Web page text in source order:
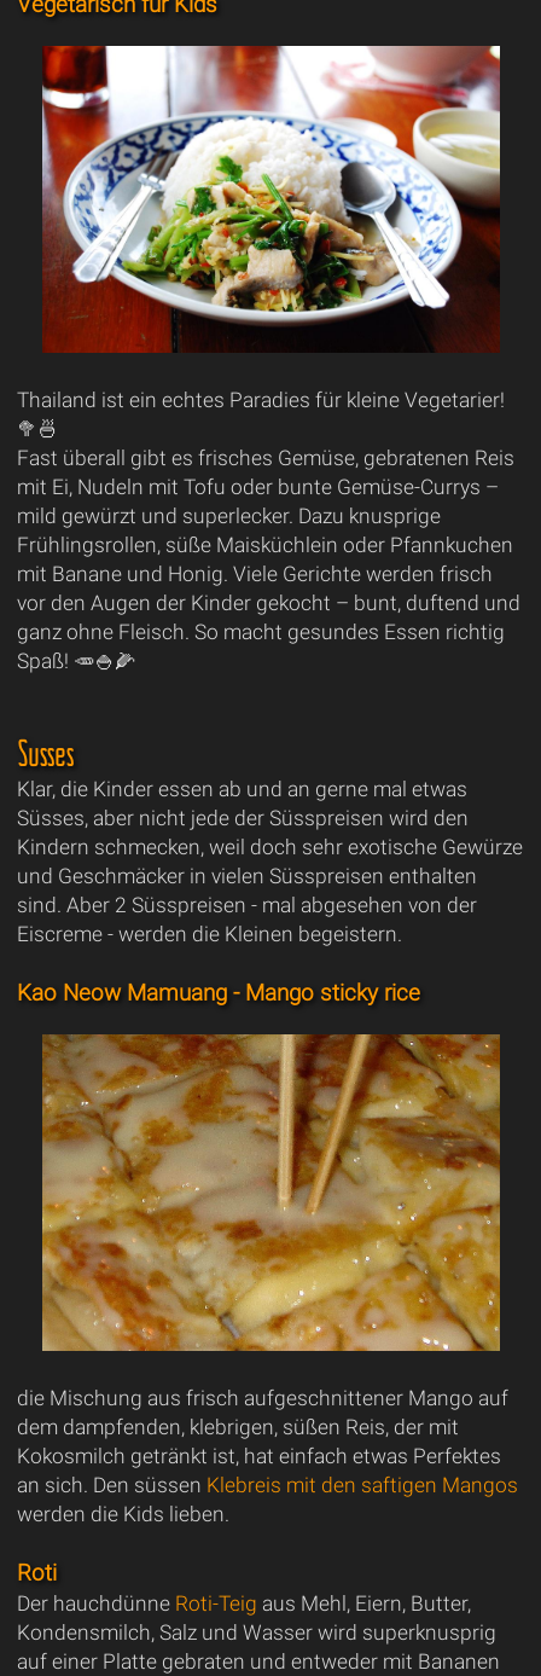
Thailand ist ein echtes Paradies für kleine Vegetarier!
🥦🍜
Fast überall gibt es frisches Gemüse, gebratenen Reis
mit Ei, Nudeln mit Tofu oder bunte Gemüse-Currys –
mild gewürzt und superlecker. Dazu knusprige
Frühlingsrollen, süße Maisküchlein oder Pfannkuchen
mit Banane und Honig. Viele Gerichte werden frisch
vor den Augen der Kinder gekocht – bunt, duftend und
ganz ohne Fleisch. So macht gesundes Essen richtig
Spaß! 🥕🍚🌽
Süsses
Klar, die Kinder essen ab und an gerne mal etwas
Süsses, aber nicht jede der Süsspreisen wird den
Kindern schmecken, weil doch sehr exotische Gewürze
und Geschmäcker in vielen Süsspreisen enthalten
sind. Aber 2 Süsspreisen - mal abgesehen von der
Eiscreme - werden die Kleinen begeistern.
Kao Neow Mamuang - Mango sticky rice
die Mischung aus frisch aufgeschnittener Mango auf
dem dampfenden, klebrigen, süßen Reis, der mit
Kokosmilch getränkt ist, hat einfach etwas Perfektes
an sich. Den süssen Klebreis mit den saftigen Mangos
werden die Kids lieben.
Roti
Der hauchdünne Roti-Teig aus Mehl, Eiern, Butter,
Kondensmilch, Salz und Wasser wird superknusprig
auf einer Platte gebraten und entweder mit Bananen